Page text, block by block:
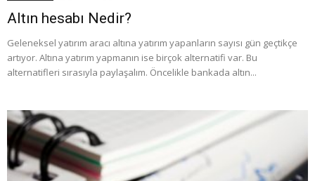
Altın hesabı Nedir?
Geleneksel yatırım aracı altına yatırım yapanların sayısı gün geçtikçe
artıyor. Altına yatırım yapmanın ise birçok alternatifi var. Bu
alternatifleri sırasıyla paylaşalım. Öncelikle bankada altın...